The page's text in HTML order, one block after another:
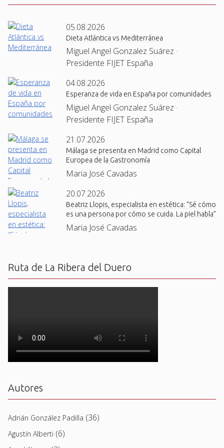
05.08.2026
Dieta Atlántica vs Mediterránea
Miguel Angel Gonzalez Suárez ·
Presidente FIJET España
04.08.2026
Esperanza de vida en España por comunidades
Miguel Angel Gonzalez Suárez ·
Presidente FIJET España
21.07.2026
Málaga se presenta en Madrid como Capital
Europea de la Gastronomía
Maria José Cavadas
20.07.2026
Beatriz Llopis, especialista en estética: “Sé cómo
es una persona por cómo se cuida. La piel habla”
Maria José Cavadas
Ruta de La Ribera del Duero
Autores
Adrián González Padilla (36)
Agustín Alberti (6)